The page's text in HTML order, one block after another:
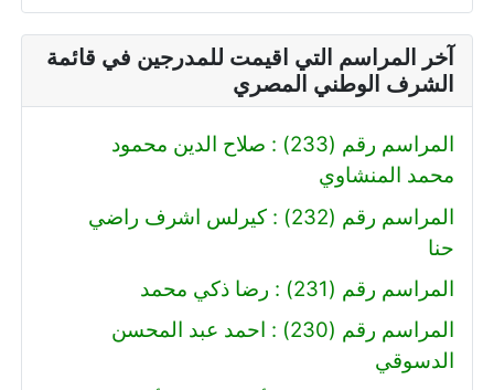
آخر المراسم التي اقيمت للمدرجين في قائمة
الشرف الوطني المصري
المراسم رقم (233) : صلاح الدين محمود
محمد المنشاوي
المراسم رقم (232) : كيرلس اشرف راضي
حنا
المراسم رقم (231) : رضا ذكي محمد
المراسم رقم (230) : احمد عبد المحسن
الدسوقي